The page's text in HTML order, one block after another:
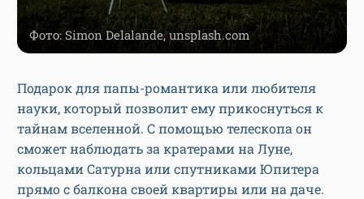
Фото: Simon Delalande, unsplash.com
Подарок для папы-романтика или любителя
науки, который позволит ему прикоснуться к
тайнам вселенной. С помощью телескопа он
сможет наблюдать за кратерами на Луне,
кольцами Сатурна или спутниками Юпитера
прямо с балкона своей квартиры или на даче.